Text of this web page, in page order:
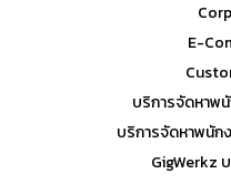
E-
บริการจัดหาพ
บริการจัดหาพนัก
GigWerkz